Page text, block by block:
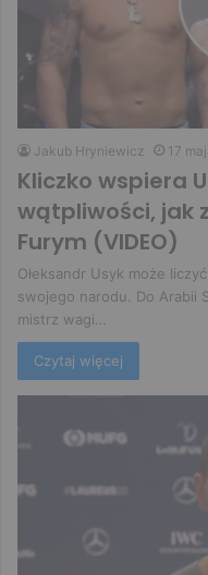
Jakub Hryniewicz 17
Kliczko wspiera
wątpliwości, jak
Furym (VIDEO)
Ołeksandr Usyk może
swojego narodu. Do Arabii
mistrz wagi…
Czytaj więcej